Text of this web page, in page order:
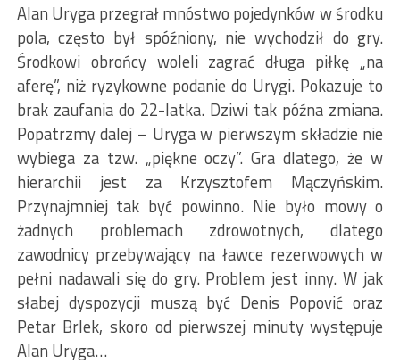
Alan Uryga przegrał mnóstwo pojedynków w środku
pola, często był spóźniony, nie wychodził do gry.
Środkowi obrońcy woleli zagrać długa piłkę „na
aferę”, niż ryzykowne podanie do Urygi. Pokazuje to
brak zaufania do 22-latka. Dziwi tak późna zmiana.
Popatrzmy dalej – Uryga w pierwszym składzie nie
wybiega za tzw. „piękne oczy”. Gra dlatego, że w
hierarchii jest za Krzysztofem Mączyńskim.
Przynajmniej tak być powinno. Nie było mowy o
żadnych problemach zdrowotnych, dlatego
zawodnicy przebywający na ławce rezerwowych w
pełni nadawali się do gry. Problem jest inny. W jak
słabej dyspozycji muszą być Denis Popović oraz
Petar Brlek, skoro od pierwszej minuty występuje
Alan Uryga…